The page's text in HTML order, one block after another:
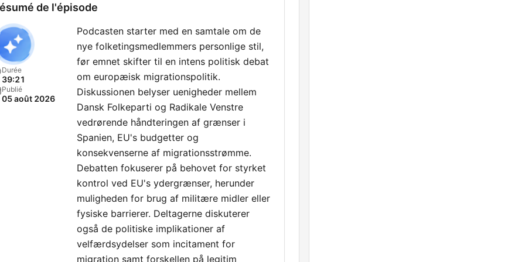
de l'épisode
Durée
39:21
Publié
05 août 2026
Podcasten starter med en samtale om de
nye folketingsmedlemmers personlige stil,
før emnet skifter til en intens politisk debat
om europæisk migrationspolitik.
Diskussionen belyser uenigheder mellem
Dansk Folkeparti og Radikale Venstre
vedrørende håndteringen af grænser i
Spanien, EU's budgetter og
konsekvenserne af migrationsstrømme.
Debatten fokuserer på behovet for styrket
kontrol ved EU's ydergrænser, herunder
muligheden for brug af militære midler eller
fysiske barrierer. Deltagerne diskuterer
også de politiske implikationer af
velfærdsydelser som incitament for
migration samt forskellen på legitim